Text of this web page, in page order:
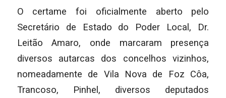
O certame foi oficialmente aberto pelo
Secretário de Estado do Poder Local, Dr.
Leitão Amaro, onde marcaram presença
diversos autarcas dos concelhos vizinhos,
nomeadamente de Vila Nova de Foz Côa,
Trancoso, Pinhel, diversos deputados